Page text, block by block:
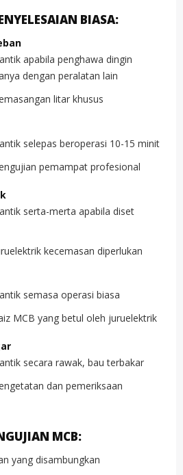
BIASA:
apabila penghawa dingin
dengan peralatan lain
litar khusus
selepas beroperasi 10-15 minit
pemampat profesional
serta-merta apabila diset
kecemasan diperlukan
semasa operasi biasa
MCB yang betul oleh juruelektrik
secara rawak, bau terbakar
dan pemeriksaan
MCB:
yang disambungkan